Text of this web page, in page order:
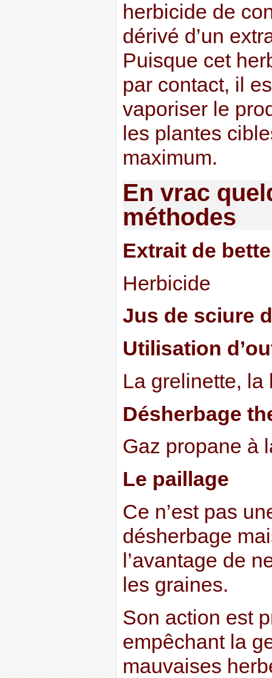
herbicide de
dérivé d’un
Puisque cet
par contact, il
vaporiser le
les plantes
maximum.
En vrac
méthodes
Extrait de
Herbicide
Jus de sciure
Utilisation
La grelinette, la
Désherbage
Gaz propane à
Le paillage
Ce n’est pas
désherbage
l’avantage de
les graines.
Son action est
empêchant la
mauvaises